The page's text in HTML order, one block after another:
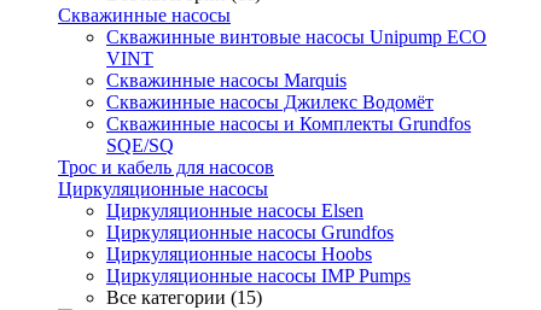
Скважинные насосы
Скважинные винтовые насосы Unipump ECO
VINT
Скважинные насосы Marquis
Скважинные насосы Джилекс Водомёт
Скважинные насосы и Комплекты Grundfos
SQE/SQ
Трос и кабель для насосов
Циркуляционные насосы
Циркуляционные насосы Elsen
Циркуляционные насосы Grundfos
Циркуляционные насосы Hoobs
Циркуляционные насосы IMP Pumps
Все категории (15)